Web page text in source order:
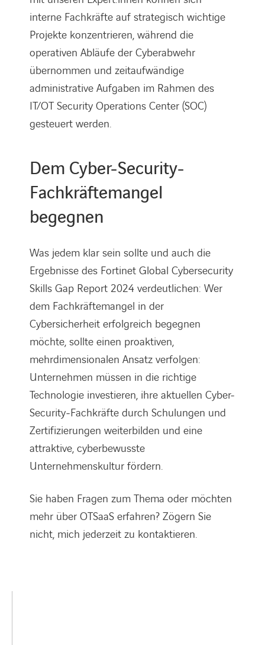
interne Fachkräfte auf strategisch wichtige
Projekte konzentrieren, während die
operativen Abläufe der Cyberabwehr
übernommen und zeitaufwändige
administrative Aufgaben im Rahmen des
IT/OT Security Operations Center (SOC)
gesteuert werden.
Dem Cyber-Security-
Fachkräftemangel
begegnen
Was jedem klar sein sollte und auch die
Ergebnisse des Fortinet Global Cybersecurity
Skills Gap Report 2024 verdeutlichen: Wer
dem Fachkräftemangel in der
Cybersicherheit erfolgreich begegnen
möchte, sollte einen proaktiven,
mehrdimensionalen Ansatz verfolgen:
Unternehmen müssen in die richtige
Technologie investieren, ihre aktuellen Cyber-
Security-Fachkräfte durch Schulungen und
Zertifizierungen weiterbilden und eine
attraktive, cyberbewusste
Unternehmenskultur fördern.
Sie haben Fragen zum Thema oder möchten
mehr über OTSaaS erfahren? Zögern Sie
nicht, mich jederzeit zu kontaktieren.